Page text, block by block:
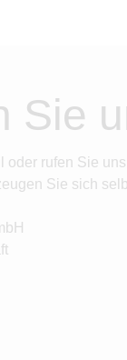
Sie
oder rufen Sie
Sie sich